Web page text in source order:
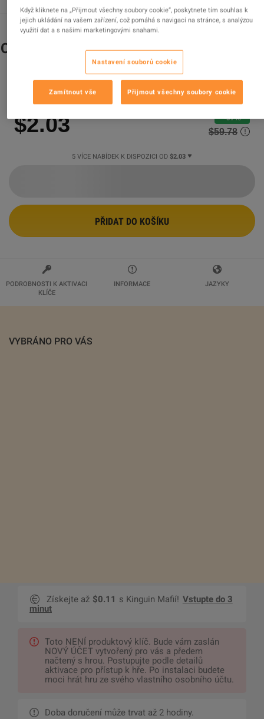
Conan Exiles XBOX One / Xbox Series X|S
/ PC Account
Prodejce
97.29 % hodnocení z 24075 je vynikajících!
$2.03 -97%
$59.78
5 VÍCE NABÍDEK K DISPOZICI OD $2.03
PŘIDAT DO KOŠÍKU
PODROBNOSTI K AKTIVACI
KLÍČE
INFORMACE JAZYKY
VYBRÁNO PRO VÁS
Získejte až $0.11 s Kinguin Mafií! Vstupte do 3
minut
Toto NENÍ produktový klíč. Bude vám zaslán
NOVÝ ÚČET vytvořený pro vás a předem
načtený s hrou. Postupujte podle detailů
aktivace pro přístup k hře. Po instalaci budete
moci hrát hru ze svého vlastního osobního účtu.
Doba doručení může trvat až 2 hodiny.
Když kliknete na „Přijmout všechny soubory cookie“, poskytnete tím souhlas k
jejich ukládání na vašem zařízení, což pomáhá s navigací na stránce, s analýzou
využití dat a s našimi marketingovými snahami.
Nastavení souborů cookie
Zamítnout vše Přijmout všechny soubory cookie